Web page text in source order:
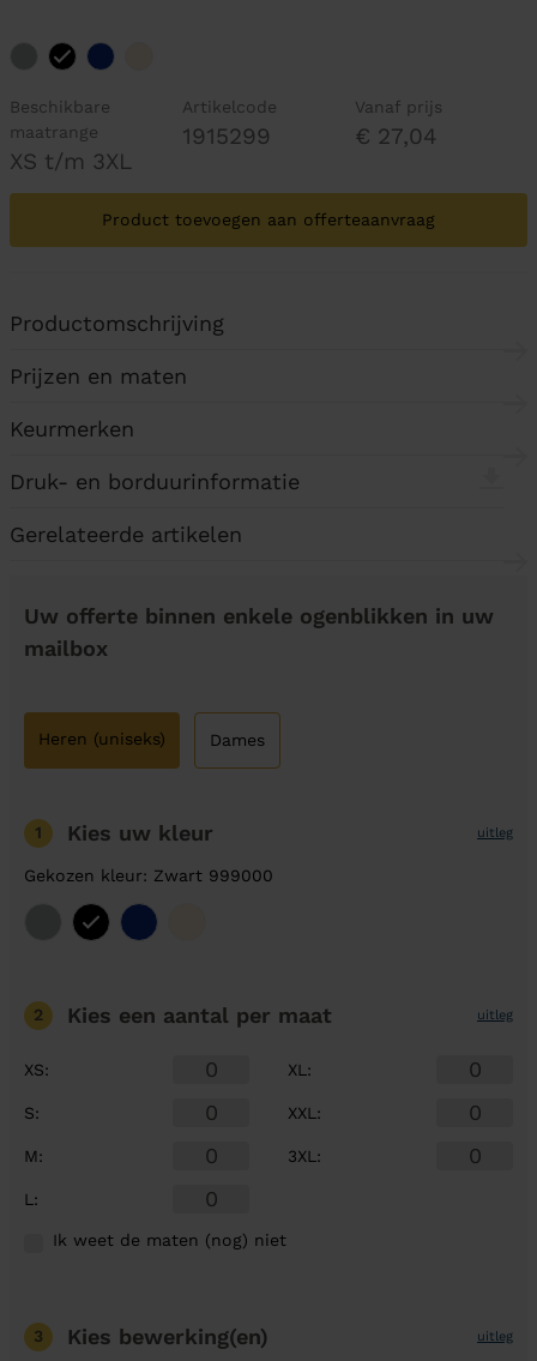
Beschikbare
maatrange
XS t/m 3XL
Artikelcode
1915299
Vanaf prijs
€ 27,04
Product toevoegen aan offerteaanvraag
Productomschrijving
Prijzen en maten
Keurmerken
Druk- en borduurinformatie
Gerelateerde artikelen
Uw offerte binnen enkele ogenblikken in uw
mailbox
Heren (uniseks) Dames
1 Kies uw kleur uitleg
Gekozen kleur: Zwart 999000
2 Kies een aantal per maat uitleg
XS:
S:
M:
L :
XL :
XXL :
3XL :
Ik weet de maten (nog) niet
3 Kies bewerking(en) uitleg